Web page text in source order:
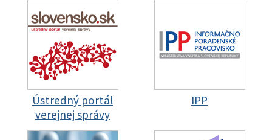
Ústredný portál
verejnej správy
IPP